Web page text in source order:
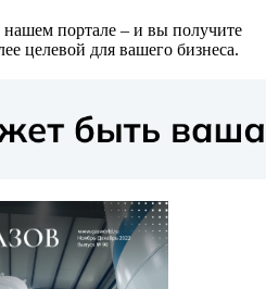
нашем портале – и вы получите
целевой для вашего бизнеса.